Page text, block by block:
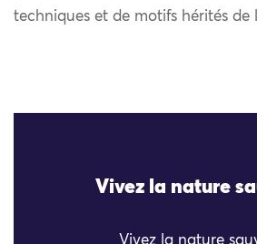
techniques et de motifs hérités de
Vivez la nature
Vivez la nature